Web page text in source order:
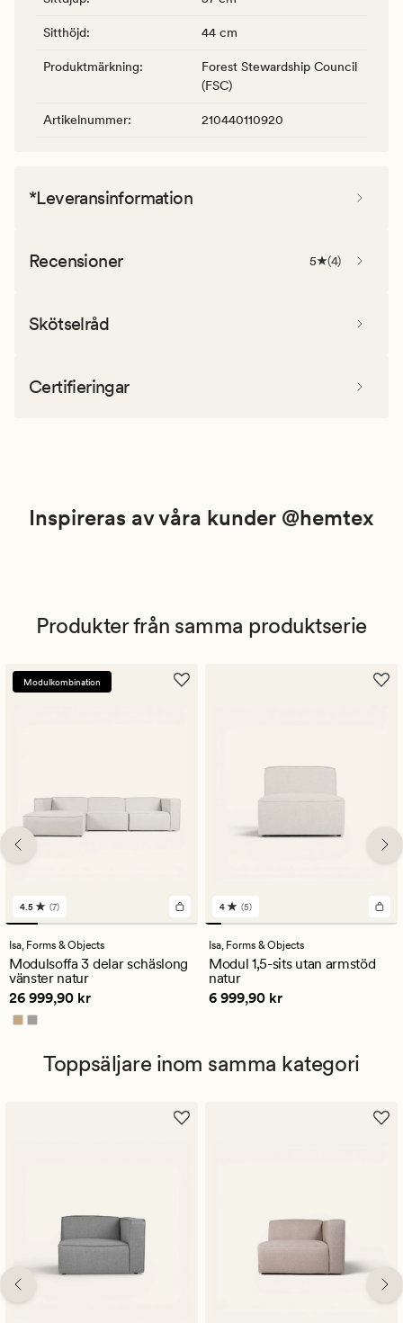
Sitthöjd: 44 cm
Produktmärkning:
Forest Stewardship Council
(FSC)
Artikelnummer: 210440110920
*Leveransinformation
Recensioner 5 (4)
Skötselråd
Certifieringar
Inspireras av våra kunder @hemtex
Produkter från samma produktserie
Modulkombination
7
omdömen
med
ett
genomsnittligt
betyg
på
4.5
4.5 (7)
Isa, Forms & Objects
Modulsoffa 3 delar schäslong
vänster natur
Pris 26 999,90 kr
26 999,90 kr
5
omdömen
med
ett
genomsnittligt
betyg
på
4 (5)
Isa, Forms & Objects
Modul 1,5-sits utan armstöd
natur
Pris 6 999,90 kr
6 999,90 kr
Toppsäljare inom samma kategori